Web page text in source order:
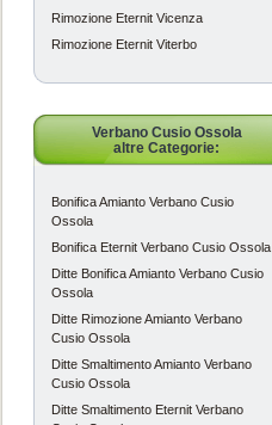
Rimozione Eternit Vicenza
Rimozione Eternit Viterbo
Verbano Cusio Ossola
altre Categorie:
Bonifica Amianto Verbano Cusio
Ossola
Bonifica Eternit Verbano Cusio Ossola
Ditte Bonifica Amianto Verbano Cusio
Ossola
Ditte Rimozione Amianto Verbano
Cusio Ossola
Ditte Smaltimento Amianto Verbano
Cusio Ossola
Ditte Smaltimento Eternit Verbano